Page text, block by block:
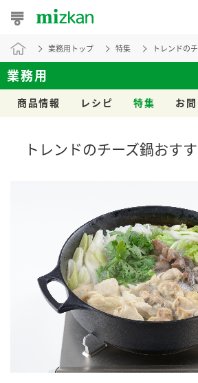
おうちレシピ
おすすめレシピ
レシピカテゴリ一覧
商品情報
商品カテゴリ
酢
新商品一覧
業務用トップ 特集 トレンドの
業務用
商品情報 レシピ 特集 お
トレンドのチーズ鍋おす